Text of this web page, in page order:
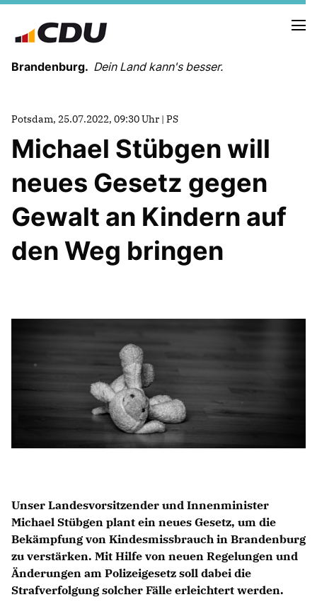
Brandenburg. Dein Land kann's besser.
MELDUNGEN
LANDESVORSTAND
LANDESGESCHÄFTSSTELLE
ORGANISATION
KREISVERBÄNDE
VEREINIGUNGEN UND SONDERORGANISATIONEN
LANDESFACHAUSSCHÜSSE
IM LANDTAG
IN DER LANDESREGIERUNG
IM BUNDESTAG
IM EUROPÄISCHEN PARLAMENT
WICHTIGE BESCHLÜSSE DER CDU BRANDENBURG
75 JAHRE CDU BRANDENBURG
PRESSE
SPENDEN
Potsdam, 25.07.2022, 09:30 Uhr | PS
Michael Stübgen will
neues Gesetz gegen
Gewalt an Kindern auf
den Weg bringen
Unser Landesvorsitzender und Innenminister
Michael Stübgen plant ein neues Gesetz, um die
Bekämpfung von Kindesmissbrauch in Brandenburg
zu verstärken. Mit Hilfe von neuen Regelungen und
Änderungen am Polizeigesetz soll dabei die
Strafverfolgung solcher Fälle erleichtert werden.